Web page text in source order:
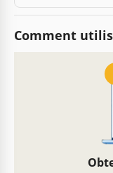
Comment